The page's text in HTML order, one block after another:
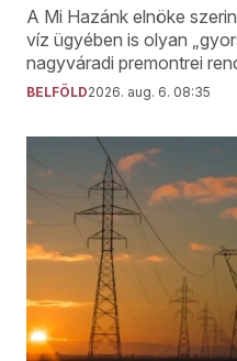
A Mi Hazánk elnöke
víz ügyében is olyan
nagyváradi premontrei
BELFÖLD2026. aug. 6. 08:35